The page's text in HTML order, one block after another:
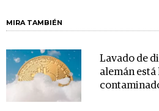
MIRA TAMBIÉN
Lavado de
alemán